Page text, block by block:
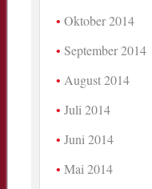
Oktober 2014
September 2014
August 2014
Juli 2014
Juni 2014
Mai 2014